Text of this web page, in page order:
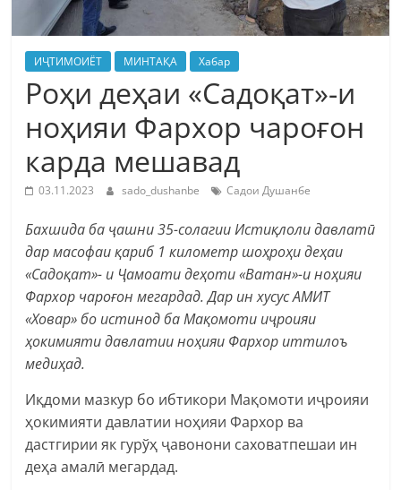
ИҶТИМОИЁТ МИНТАҚА Хабар
Роҳи деҳаи «Садоқат»-и
ноҳияи Фархор чароғон
карда мешавад
03.11.2023 sado_dushanbe Садои Душанбе
Бахшида ба ҷашни 35-солагии Истиқлоли давлатӣ
дар масофаи қариб 1 километр шоҳроҳи деҳаи
«Садоқат»- и Ҷамоати деҳоти «Ватан»-и ноҳияи
Фархор чароғон мегардад. Дар ин хусус АМИТ
«Ховар» бо истинод ба Мақомоти иҷроияи
ҳокимияти давлатии ноҳияи Фархор иттилоъ
медиҳад.
Иқдоми мазкур бо ибтикори Мақомоти иҷроияи
ҳокимияти давлатии ноҳияи Фархор ва
дастгирии як гурўҳ ҷавонони саховатпешаи ин
деҳа амалӣ мегардад.